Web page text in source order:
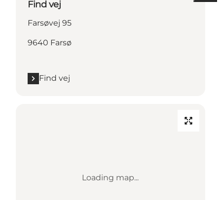
Find vej
Farsøvej 95
9640 Farsø
Find vej
Loading map...